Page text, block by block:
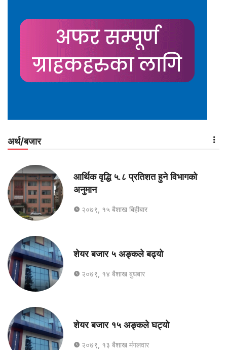
अर्थ/बजार
आर्थिक वृद्धि ५.८ प्रतिशत हुने विभागको
अनुमान
२०७९, १५ बैशाख बिहीबार
शेयर बजार ५ अङ्कले बढ्यो
२०७९, १४ बैशाख बुधबार
शेयर बजार १५ अङ्कले घट्यो
२०७९, १३ बैशाख मंगलवार